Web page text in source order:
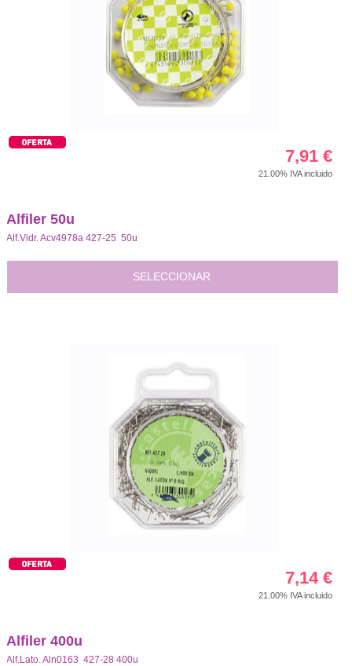
7,91 €
21.00% IVA incluido
Alfiler 50u
Alf.Vidr. Acv4978a 427-25 50u
SELECCIONAR
7,14 €
21.00% IVA incluido
Alfiler 400u
Alf.Lato. Aln0163 427-28 400u